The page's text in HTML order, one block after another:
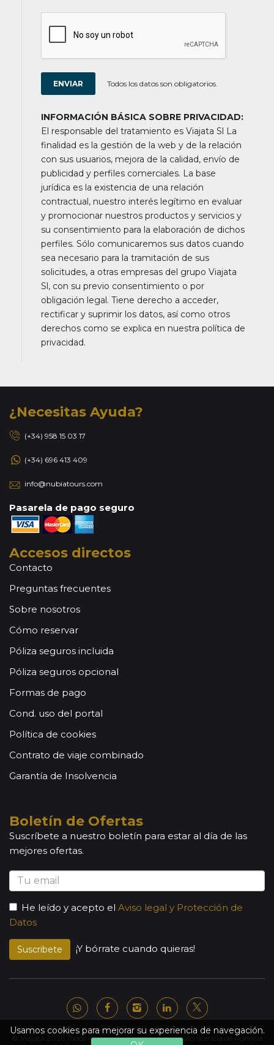
Usamos cookies para mejorar su experiencia de navegación.
Todos los datos son obligatorios.
INFORMACIÓN BÁSICA SOBRE PRIVACIDAD:
El responsable del tratamiento es Viajata Sl La
finalidad es la gestión de la web y de la relación
con sus usuarios, mejora de la calidad, envío de
publicidad y perfiles comerciales. La base
jurídica es la existencia de una relación
contractual, nuestro interés legítimo en evaluar
y promocionar nuestros productos y servicios y
su consentimiento para la elaboración de dichos
perfiles. Sólo comunicaremos sus datos cuando
sea necesario para la tramitación de sus
solicitudes, a otras empresas del grupo Viajata
Sl, con su previo consentimiento o por
obligación legal. Tiene derecho a acceder,
rectificar y suprimir los datos, así como otros
derechos como se explica en nuestra política de
privacidad.
¿Necesitas Ayuda?
(+34) 958 15 03 17
(+34) 696 413 409
info@nubiatours.com
Pasarela de pago seguro
Accesos directos
Contacto
Preguntas frecuentes
Sobre nosotros
Cómo reservar
Póliza seguros incluida
Póliza seguros opcional
Formas de pago
Cond. uso del portal
Política de cookies
Contrato de viaje combinado
Garantía de Insolvencia
Boletín de Ofertas
Suscríbete a nuestro boletín para estar al día de las
mejores ofertas.
He leído y acepto el Aviso legal y Protección de
Datos
Suscribete ¡Y bórrate cuando quieras!
© Viajata 2026 Todos los derechos reservados | Título-licencia de Agencia